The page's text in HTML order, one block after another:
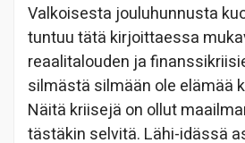
Valkoisesta jouluhunnusta
tuntuu tätä kirjoittaessa
reaalitalouden ja
silmästä silmään ole elämää
Näitä kriisejä on ollut
tästäkin selvitä. Lähi-idässä